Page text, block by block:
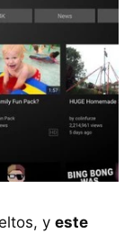
y este